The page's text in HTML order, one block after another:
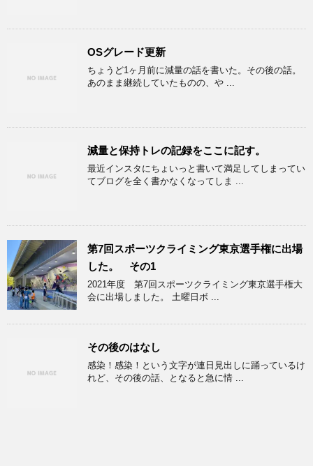
OSグレード更新
ちょうど1ヶ月前に減量の話を書いた。その後の話。
あのまま継続していたものの、や ...
減量と保持トレの記録をここに記す。
最近インスタにちょいっと書いて満足してしまってい
てブログを全く書かなくなってしま ...
第7回スポーツクライミング東京選手権に出場
した。 その1
2021年度 第7回スポーツクライミング東京選手権大
会に出場しました。 土曜日ボ ...
その後のはなし
感染！感染！という文字が連日見出しに踊っているけ
れど、その後の話、となると急に情 ...